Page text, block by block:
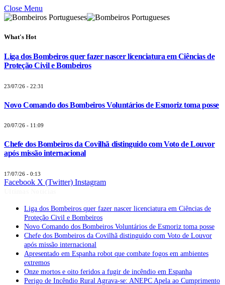
Close Menu
What's Hot
Liga dos Bombeiros quer fazer nascer licenciatura em Ciências de
Proteção Civil e Bombeiros
23/07/26 - 22:31
Novo Comando dos Bombeiros Voluntários de Esmoriz toma posse
20/07/26 - 11:09
Chefe dos Bombeiros da Covilhã distinguido com Voto de Louvor
após missão internacional
17/07/26 - 0:13
Facebook X (Twitter) Instagram
Liga dos Bombeiros quer fazer nascer licenciatura em Ciências de
Proteção Civil e Bombeiros
Novo Comando dos Bombeiros Voluntários de Esmoriz toma posse
Chefe dos Bombeiros da Covilhã distinguido com Voto de Louvor
após missão internacional
Apresentado em Espanha robot que combate fogos em ambientes
extremos
Onze mortos e oito feridos a fugir de incêndio em Espanha
Perigo de Incêndio Rural Agrava-se: ANEPC Apela ao Cumprimento